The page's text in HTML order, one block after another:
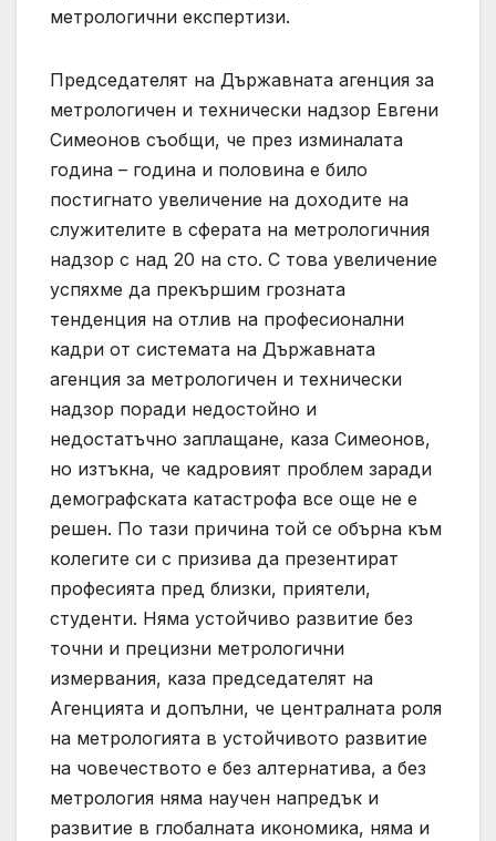
метрологични експертизи.
Председателят на Държавната агенция за
метрологичен и технически надзор Евгени
Симеонов съобщи, че през изминалата
година – година и половина е било
постигнато увеличение на доходите на
служителите в сферата на метрологичния
надзор с над 20 на сто. С това увеличение
успяхме да прекършим грозната
тенденция на отлив на професионални
кадри от системата на Държавната
агенция за метрологичен и технически
надзор поради недостойно и
недостатъчно заплащане, каза Симеонов,
но изтъкна, че кадровият проблем заради
демографската катастрофа все още не е
решен. По тази причина той се обърна към
колегите си с призива да презентират
професията пред близки, приятели,
студенти. Няма устойчиво развитие без
точни и прецизни метрологични
измервания, каза председателят на
Агенцията и допълни, че централната роля
на метрологията в устойчивото развитие
на човечеството е без алтернатива, а без
метрология няма научен напредък и
развитие в глобалната икономика, няма и